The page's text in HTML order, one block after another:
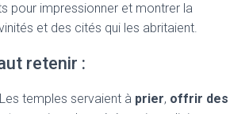
pour impressionner et montrer la
et des cités qui les abritaient.
retenir :
Les temples servaient à prier, offrir des